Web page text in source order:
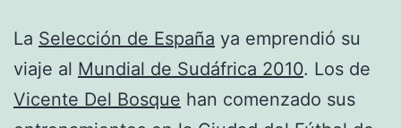
La Selección de España ya emprendió su
viaje al Mundial de Sudáfrica 2010. Los de
Vicente Del Bosque han comenzado sus